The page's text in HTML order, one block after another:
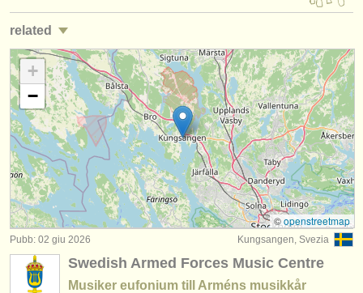
jobs - amministrazione
degree courses
corsi
concorsi/premi
strumenti in vendita
strumenti rubati
elenchi:
orchestre e teatri lirici
related
corsi: eufonio (2)
corsi: baritone horn (1)
degree courses: eufonio (6)
degree courses: baritone horn (7)
concorsi/premi: eufonio (2)
strumenti rubati: eufonio
+
−
©openstreetmap
Kungsangen, Svezia
Pubb: 02 giu 2026
Swedish Armed Forces Music Centre
Musiker eufonium till Arméns musikkår